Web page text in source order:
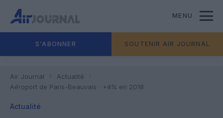
MENU
S'ABONNER SOUTENIR AIR JOURNAL
Air Journal
Actualité
Aéroport de Paris-Beauvais : +4% en 2018
Actualité